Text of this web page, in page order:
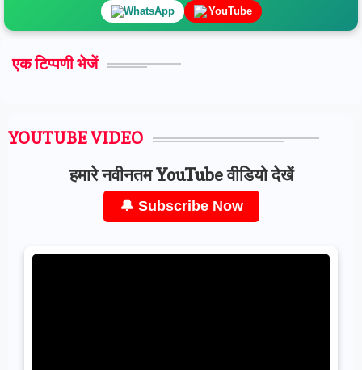
WhatsApp YouTube
एक टिप्पणी भेजें
YOUTUBE VIDEO
हमारे नवीनतम YouTube वीडियो देखें
🔔 Subscribe Now